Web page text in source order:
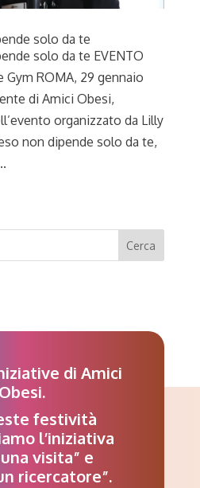
solo da te
solo da te EVENTO
Gym ROMA, 29 gennaio
di Amici Obesi,
organizzato da Lilly
non dipende solo da te,
di Amici
Obesi.
festività
l’iniziativa
visita” e
ricercatore”.